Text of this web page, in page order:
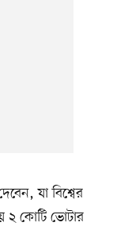
যা বিশ্বের
২ কোটি ভোটার